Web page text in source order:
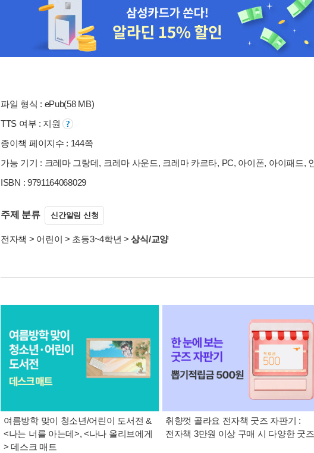
파일 형식 : ePub(58 MB)
TTS 여부 : 지원
종이책 페이지수 : 144쪽
가능 기기 : 크레마 그랑데, 크레마 사운드, 크레마 카르타, PC, 아이폰, 아이패드,
ISBN : 9791164068029
주제 분류 신간알림 신청
전자책 > 어린이 > 초등3~4학년 >상식/교양
여름방학 맞이 청소년/어린이 도서전 &
<나는 너를 아는데>, <나나 올리브에게
> 데스크 매트
취향껏 골라요 전자책 굿즈 자판기 :
전자책 3만원 이상 구매 시 다양한 굿즈